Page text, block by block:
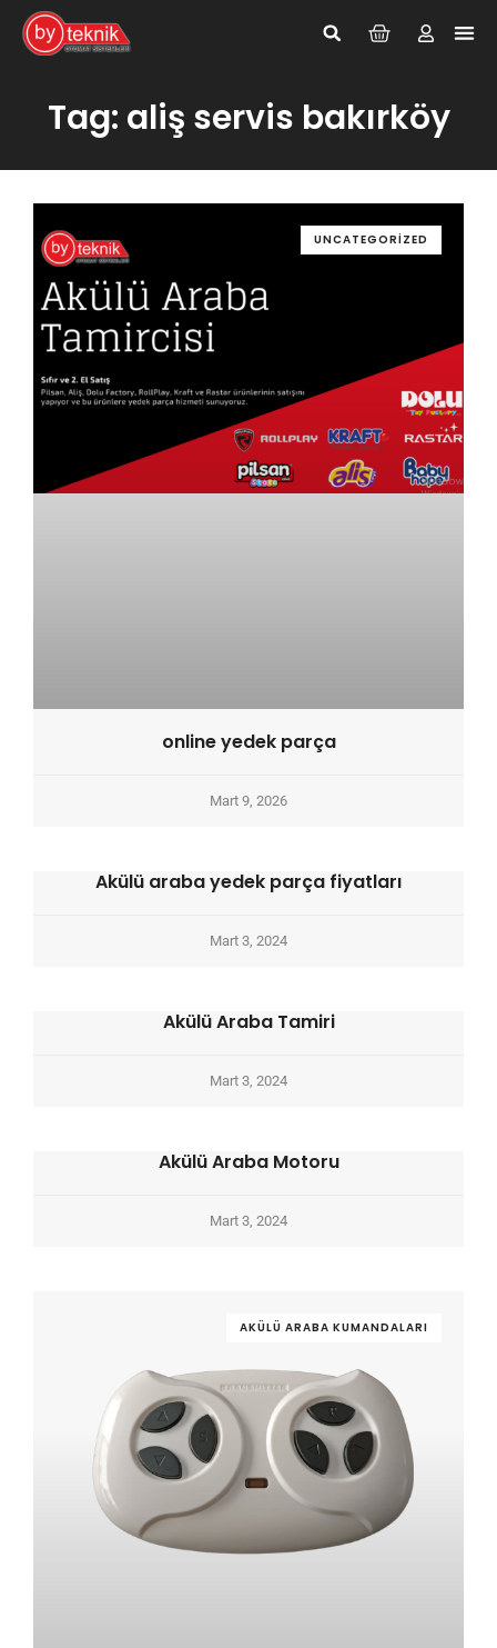
Tag: aliş servis bakırköy
UNCATEGORIZED
online yedek parça
Mart 9, 2026
Akülü araba yedek parça fiyatları
Mart 3, 2024
Akülü Araba Tamiri
Mart 3, 2024
Akülü Araba Motoru
Mart 3, 2024
AKÜLÜ ARABA KUMANDALARI